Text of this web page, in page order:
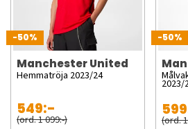
-50%
Manchester United
Hemmatröja 2023/24
549:-
(ord. 1 099:-)
-50%
2023/
(ord.